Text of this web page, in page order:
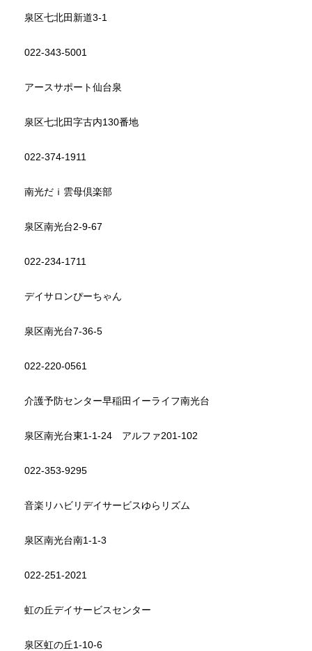
泉区七北田新道3-1
022-343-5001
アースサポート仙台泉
泉区七北田字古内130番地
022-374-1911
南光だｉ雲母倶楽部
泉区南光台2-9-67
022-234-1711
デイサロンぴーちゃん
泉区南光台7-36-5
022-220-0561
介護予防センター早稲田イーライフ南光台
泉区南光台東1-1-24 アルファ201-102
022-353-9295
音楽リハビリデイサービスゆらリズム
泉区南光台南1-1-3
022-251-2021
虹の丘デイサービスセンター
泉区虹の丘1-10-6